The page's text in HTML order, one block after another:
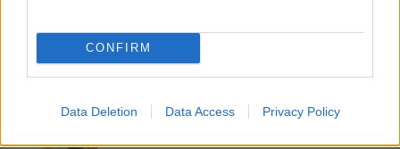
CONFIRM
Data Deletion Data Access Privacy Policy
Le previsioni meteo per il weekend a Olbia e in
Gallura
Michelle Hunziker in Gallura, bella anche dal